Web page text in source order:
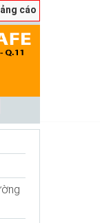
sang nhượng số 1